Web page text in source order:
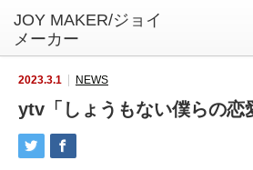
2023.3.1 NEWS
ytv「しょうもない僕らの恋